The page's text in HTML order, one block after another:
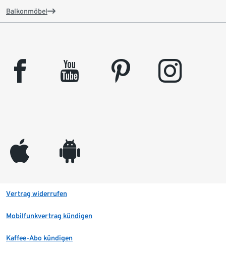
Balkonmöbel
facebook youtube pinterest instagram
appleinc android
Vertrag widerrufen
Mobilfunkvertrag kündigen
Kaffee-Abo kündigen